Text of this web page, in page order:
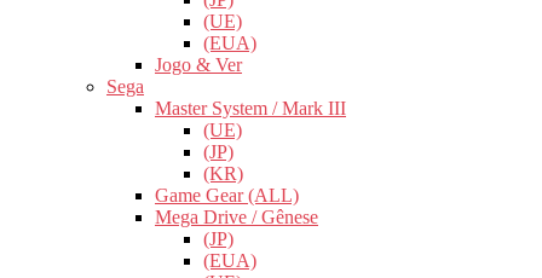
(UE)
(EUA)
Jogo & Ver
Sega
Master System / Mark III
(UE)
(JP)
(KR)
Game Gear (ALL)
Mega Drive / Gênese
(JP)
(EUA)